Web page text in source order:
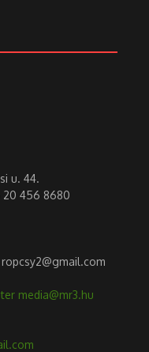
u. 44.
20 456 8680
media@mr3.hu